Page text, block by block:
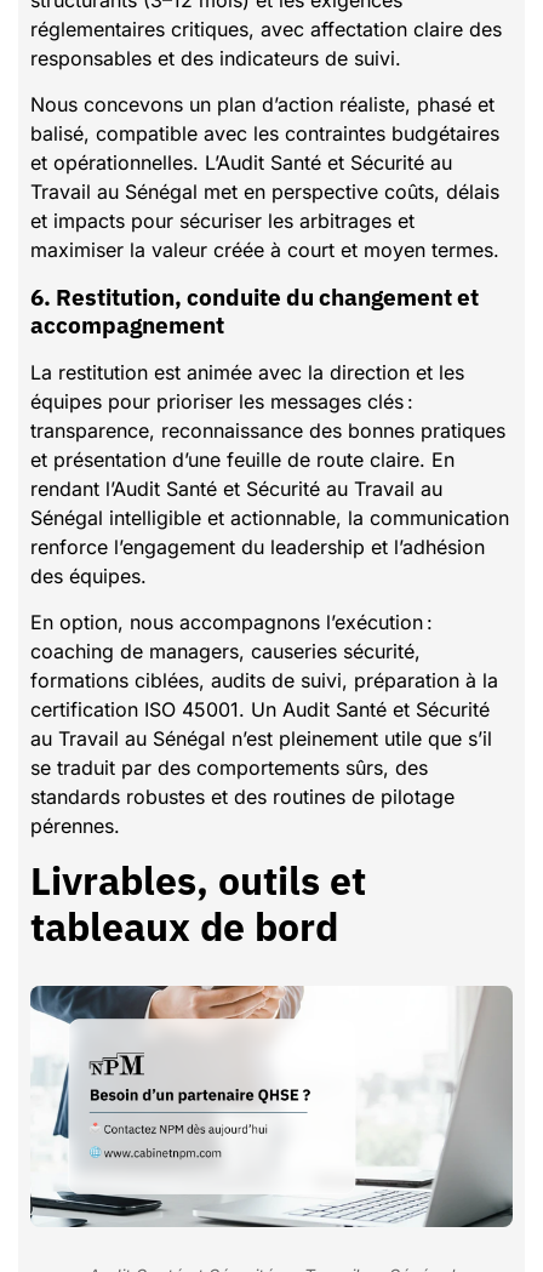
réglementaires critiques, avec affectation claire des
responsables et des indicateurs de suivi.
Nous concevons un plan d’action réaliste, phasé et
balisé, compatible avec les contraintes budgétaires
et opérationnelles. L’Audit Santé et Sécurité au
Travail au Sénégal met en perspective coûts, délais
et impacts pour sécuriser les arbitrages et
maximiser la valeur créée à court et moyen termes.
6. Restitution, conduite du changement et
accompagnement
La restitution est animée avec la direction et les
équipes pour prioriser les messages clés :
transparence, reconnaissance des bonnes pratiques
et présentation d’une feuille de route claire. En
rendant l’Audit Santé et Sécurité au Travail au
Sénégal intelligible et actionnable, la communication
renforce l’engagement du leadership et l’adhésion
des équipes.
En option, nous accompagnons l’exécution :
coaching de managers, causeries sécurité,
formations ciblées, audits de suivi, préparation à la
certification ISO 45001. Un Audit Santé et Sécurité
au Travail au Sénégal n’est pleinement utile que s’il
se traduit par des comportements sûrs, des
standards robustes et des routines de pilotage
pérennes.
Livrables, outils et
tableaux de bord